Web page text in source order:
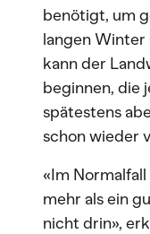
benötigt, um
langen Winter
kann der
beginnen, die
spätestens
schon wieder
«Im
mehr als ein
nicht drin»,